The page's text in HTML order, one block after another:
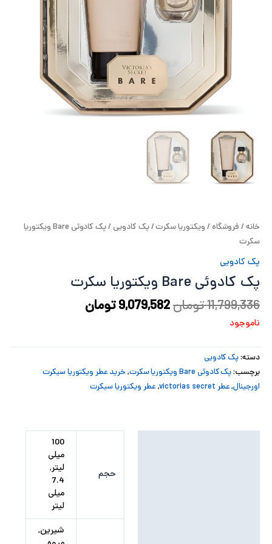
خانه/فروشگاه/ویکتوریا سکرت/پک کادویی
/ پک کادوئی Bare ویکتوریا
سکرت
پک کادویی
پک کادوئی Bare ویکتوریا سکرت
11,799,336تومان9,079,582تومان
ناموجود
دسته:پک کادویی
برچسب:پک کادوئی Bare ویکتوریا سکرت ,خرید عطر ویکتوریا سیکرت
اورجینال,عطر victorias secret ,عطر ویکتوریا سیکرت
حجم
100
میلی
لیتر,
7.4
میلی
لیتر
شیرین,